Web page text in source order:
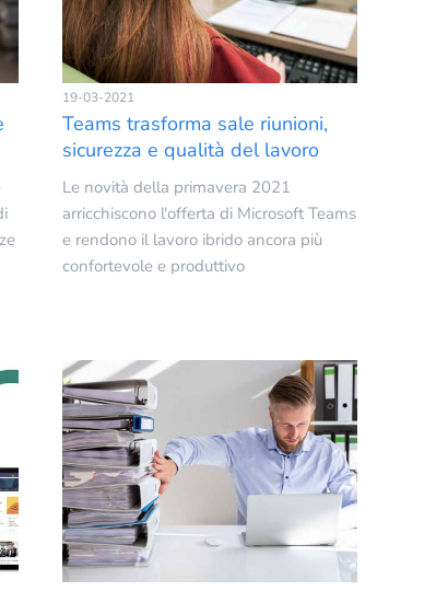
19-03-2021
Teams trasforma sale riunioni,
sicurezza e qualità del lavoro
Le novità della primavera 2021
arricchiscono l'offerta di Microsoft Teams
e rendono il lavoro ibrido ancora più
confortevole e produttivo